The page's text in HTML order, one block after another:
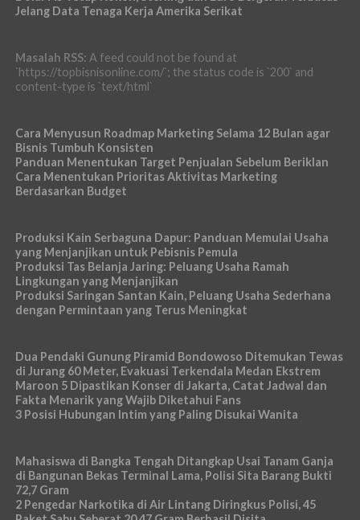
Jelang Data Tenaga Kerja Amerika Serikat
Masalah RSS: A feed could not be found at
`https://topbisnisonline.com/`; the status code is `200` and
content-type is `text/html`
Cara Menyusun Roadmap Marketing Selama 12 Bulan agar
Bisnis Tumbuh Konsisten
Panduan Menentukan Target Penjualan Sebelum Beriklan
Cara Menentukan Prioritas Aktivitas Marketing
Berdasarkan Budget
Produksi Kain Serbaguna Dapur: Panduan Memulai Usaha
yang Menjanjikan untuk Pebisnis Pemula
Produksi Tas Belanja Jaring: Peluang Usaha Ramah
Lingkungan yang Menjanjikan
Produksi Saringan Santan Kain, Peluang Usaha Sederhana
dengan Permintaan yang Terus Meningkat
Dua Pendaki Gunung Piramid Bondowoso Ditemukan Tewas
di Jurang 60 Meter, Evakuasi Terkendala Medan Ekstrem
Maroon 5 Dipastikan Konser di Jakarta, Catat Jadwal dan
Fakta Menarik yang Wajib Diketahui Fans
3 Posisi Hubungan Intim yang Paling Disukai Wanita
Mahasiswa di Bangka Tengah Ditangkap Usai Tanam Ganja
di Bangunan Bekas Terminal Lama, Polisi Sita Barang Bukti
72,7 Gram
2 Pengedar Narkotika di Air Lintang Diringkus Polisi, 45